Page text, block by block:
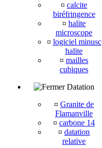
¤ calcite
biréfringence
¤ halite
microscope
¤ logiciel minusc
halite
¤ mailles
cubiques
Datation
¤ Granite de
Flamanville
¤ carbone 14
¤ datation
relative